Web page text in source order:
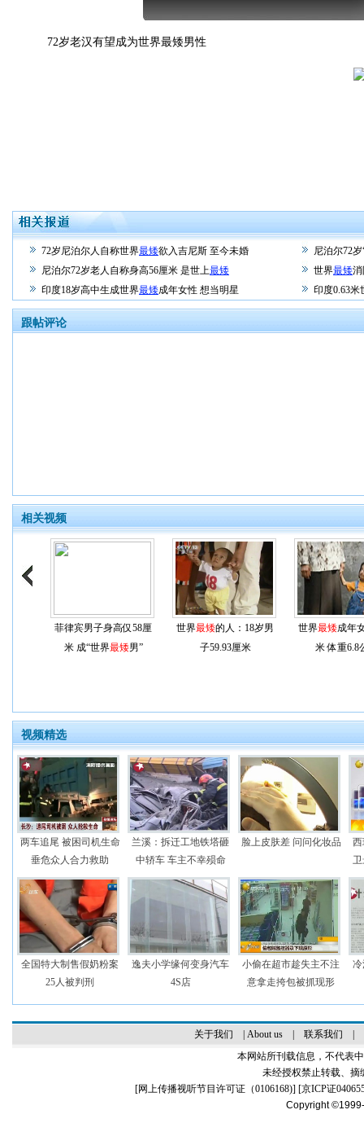
72岁老汉有望成为世界最矮男性
72岁尼泊尔人自称世界最矮欲入吉尼斯 至今未婚
尼泊尔72岁
尼泊尔72岁老人自称身高56厘米 是世上最矮 世界最矮消
印度18岁高中生成世界最矮成年女性 想当明星 印度0.63米
跟帖评论
相关视频
菲律宾男子身高仅58厘
米 成“世界最矮男”
世界最矮的人：18岁男
子59.93厘米
世界最矮成年
米 体重6.8
视频精选
两车追尾 被困司机生命
垂危众人合力救助
兰溪：拆迁工地铁塔砸
中轿车 车主不幸殒命
脸上皮肤差 问问化妆品
全国特大制售假奶粉案
25人被判刑
逸夫小学缘何变身汽车
4S店
小偷在超市趁失主不注
意拿走挎包被抓现形
关于我们 About us| 联系我们
本网站所刊载信息，不代表
未经授权禁止转载、摘
[网上传播视听节目许可证（0106168)] [京ICP证
Copyright